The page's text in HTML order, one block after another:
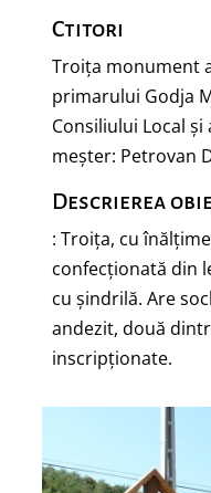
Ctitori
Troița monument
primarului Godja
Consiliului Local
meșter: Petrovan
Descrierea
: Troița, cu
confecționată din
cu șindrilă. Are
andezit, două
inscripționate.